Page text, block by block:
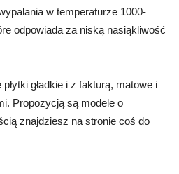
w temperaturze 1000-
odpowiada za niską nasiąkliwość
gładkie i z fakturą, matowe i
Propozycją są modele o
znajdziesz na stronie coś do